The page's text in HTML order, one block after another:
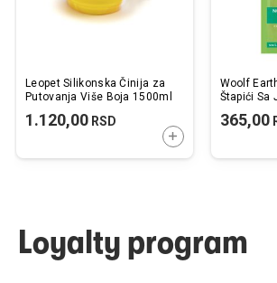
Leopet Silikonska Činija za
Putovanja Više Boja 1500ml
1.120,00 RSD
DODAJTE U
Woolf
Štapići Sa
365,00
Loyalty program